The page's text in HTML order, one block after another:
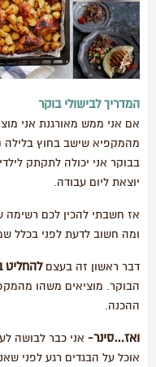
המדריך לבישולי בוקר
אם אני ממש מאורגנת אני
מהמקפיא שישב בחוץ בלילה
בבוקר אני יכולה לתקתק
יוצאת ליום עבודה.
אז חשבתי להכין לכם רשימה
ומה חשוב לדעת לפני בכלל
דבר ראשון זה בעצםלהחליט
הבוקר. מוציאים משהו
ההכנה.
ואז…סינר- אני כבר לבושה
אוכל על הבגדים רגע לפני